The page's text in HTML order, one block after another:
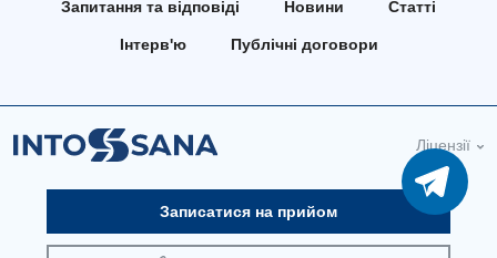
Запитання та відповіді Новини Статті
Інтерв'ю Публічні договори
Ліцензії
Записатися на прийом